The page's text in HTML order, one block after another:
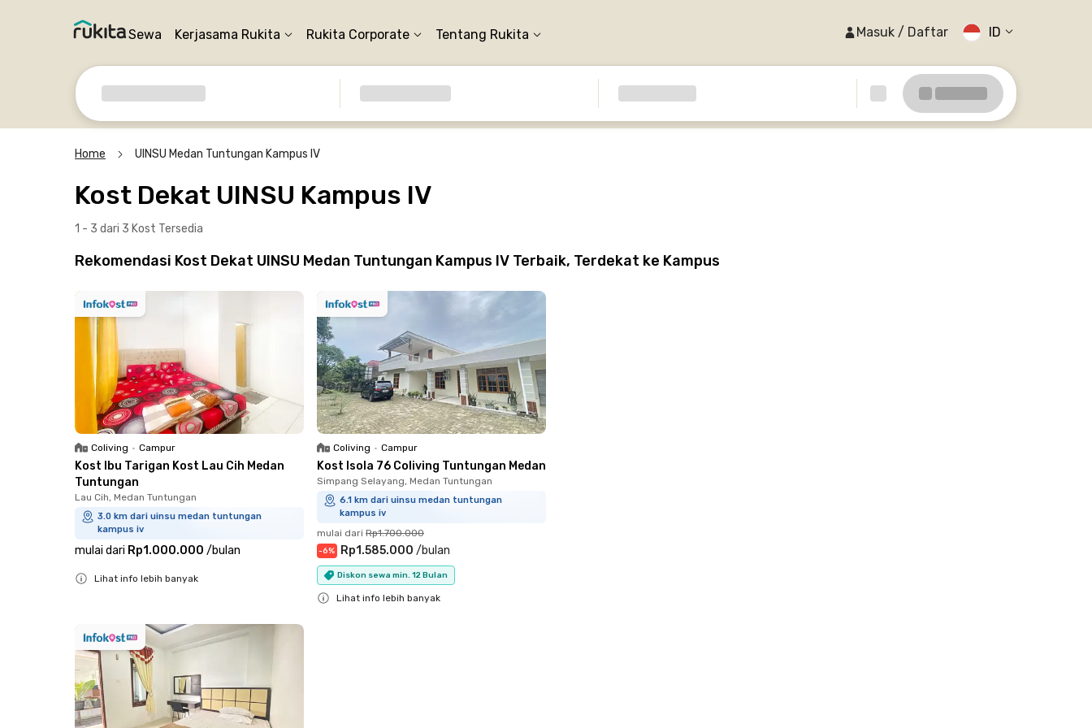
Sewa Kerjasama Rukita Rukita Corporate Tentang Rukita Masuk / Daftar ID
Home UINSU Medan Tuntungan Kampus IV
Kost Dekat UINSU Kampus IV
1 - 3 dari 3 Kost Tersedia
Rekomendasi Kost Dekat UINSU Medan Tuntungan Kampus IV Terbaik, Terdekat ke Kampus
Coliving • Campur
Kost Ibu Tarigan Kost Lau Cih Medan
Tuntungan
Lau Cih, Medan Tuntungan
3.0 km dari uinsu medan tuntungan
kampus iv
mulai dari Rp1.000.000 /bulan
Lihat info lebih banyak
Coliving • Campur
Kost Isola 76 Coliving Tuntungan Medan
Simpang Selayang, Medan Tuntungan
6.1 km dari uinsu medan tuntungan
kampus iv
mulai dari Rp1.700.000
-6% Rp1.585.000 /bulan
Diskon sewa min. 12 Bulan
Lihat info lebih banyak